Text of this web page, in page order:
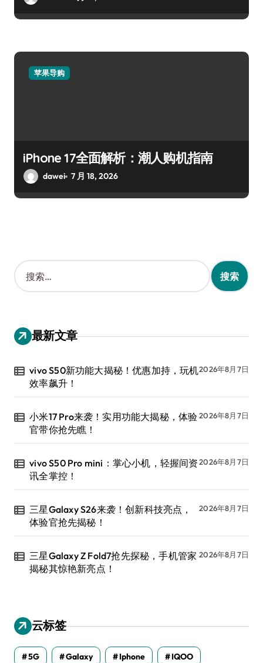
苹果导购
iPhone 17全面解析：潮人购机指南
dawei 7 月 18, 2026
搜
索
：
最新文章
vivo S50新功能大揭秘！优惠加持，玩机
效率飙升！
2026年8月7日
小米17 Pro来袭！实用功能大揭秘，体验
官带你抢先瞧！
2026年8月7日
vivo S50 Pro mini：掌心小机，轻握间资
讯全掌控！
2026年8月7日
三星Galaxy S26来袭！创新科技亮点，
体验官抢先揭秘！
2026年8月7日
三星Galaxy Z Fold7抢先探秘，手机管家
揭秘其惊艳新亮点！
2026年8月7日
云标签
5G Galaxy Iphone IQOO